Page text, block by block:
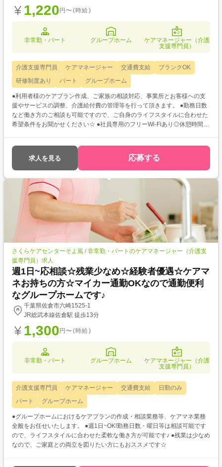
1,220 円〜(時給)
非常勤・パート グループホーム
ケアマネージャー（介護
支援専門員）
介護支援専門員 ケアマネージャー 交通費支給
ブランクOK
研修制度あり
パート グループホーム
●利用者様のケアプラン作成、ご家族の相談対応、事業所とお客様への支
援やサービスの調整、介護給付費の管理等を行って頂きます。 ●勤務日数
など働き方のご相談も可能ですので、ご自身のライフスタイルに合わせた
希望条件をお聞かせください☆ ●社員専用のフリーWi-Fiあり◎休憩時間は
求人を見る 応募する
さくらケアセンターそよ風 / 非常勤・パートのケアマネージャー（介護支
援専門員）求人
週1日~応相談☆残業少なめ☆経験者優遇☆ケアマ
ネお持ちの方☆マイカー通勤OKなので通勤便利
なグループホームです♪
千葉県佐倉市六崎1525-1
JR総武本線佐倉駅 徒歩13分
1,300 円〜(時給)
非常勤・パート グループホーム
ケアマネージャー（介護
支援専門員）
介護支援専門員 ケアマネージャー 交通費支給
日勤のみ
パート
グループホーム
●グループホームにおけるケアプランの作成・相談業務等、ケアマネ業務
全般をお任せいたします。 ●週1日~OK!勤務日数・曜日等は相談可能です
ので、ライフスタイルに合わせた柔軟な働き方が可能です♪ ●残業は少なめ
なので、ご家庭との両立を図りたい方にもおススメです☆